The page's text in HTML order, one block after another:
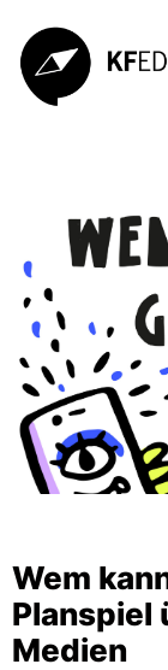
Wem
Planspiel
Medien